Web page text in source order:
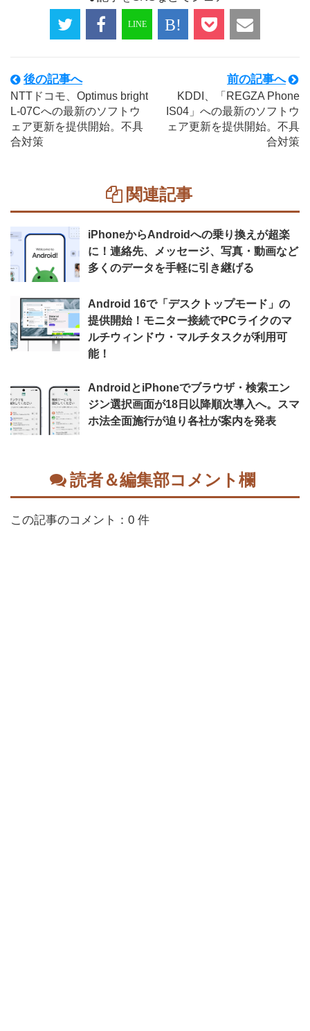
後の記事へ
NTTドコモ、Optimus bright
L-07Cへの最新のソフトウ
ェア更新を提供開始。不具
合対策
前の記事へ
KDDI、「REGZA Phone
IS04」への最新のソフトウ
ェア更新を提供開始。不具
合対策
関連記事
iPhoneからAndroidへの乗り換えが超楽
に！連絡先、メッセージ、写真・動画など
多くのデータを手軽に引き継げる
Android 16で「デスクトップモード」の
提供開始！モニター接続でPCライクのマ
ルチウィンドウ・マルチタスクが利用可
能！
AndroidとiPhoneでブラウザ・検索エン
ジン選択画面が18日以降順次導入へ。スマ
ホ法全面施行が迫り各社が案内を発表
読者＆編集部コメント欄
この記事のコメント：0 件